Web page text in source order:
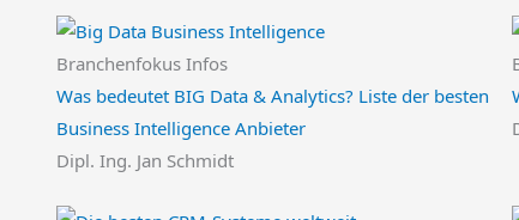
Branchenfokus Infos
Was bedeutet BIG Data & Analytics? Liste der besten
Business Intelligence Anbieter
Dipl. Ing. Jan Schmidt